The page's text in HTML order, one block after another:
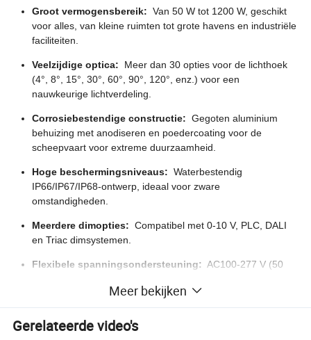
Groot vermogensbereik: Van 50 W tot 1200 W, geschikt
voor alles, van kleine ruimten tot grote havens en industriële
faciliteiten.
Veelzijdige optica:
Meer dan 30 opties voor de lichthoek
(4°, 8°, 15°, 30°, 60°, 90°, 120°, enz.) voor een
nauwkeurige lichtverdeling.
Corrosiebestendige constructie: Gegoten aluminium
behuizing met anodiseren en poedercoating voor de
scheepvaart voor extreme duurzaamheid.
Hoge beschermingsniveaus: Waterbestendig
IP66/IP67/IP68-ontwerp, ideaal voor zware
omstandigheden.
Meerdere dimopties: Compatibel met 0-10 V, PLC, DALI
en Triac dimsystemen.
Flexibele spanningsondersteuning: AC100-277 V (50
Premium LED-chips:
Uitgerust met Cree, Luxeon of
Bridgelux SMD3030/5050 LED's voor een hoge efficiëntie en
Meer bekijken
Gerelateerde video's